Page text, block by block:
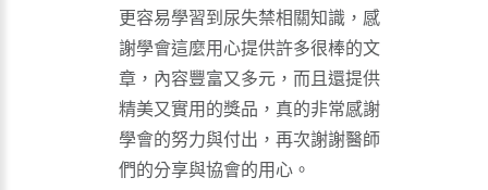
更容易學習到尿失禁相關知識，感
謝學會這麼用心提供許多很棒的文
章，內容豐富又多元，而且還提供
精美又實用的獎品，真的非常感謝
學會的努力與付出，再次謝謝醫師
們的分享與協會的用心。